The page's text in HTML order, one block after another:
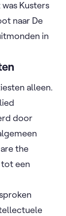
Kusters
naar De
in
alleen.
door
the
een